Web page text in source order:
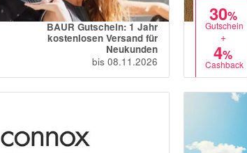
BAUR Gutschein: 1 Jahr
kostenlosen Versand für
Neukunden
bis 08.11.2026
30%
Gutschein
+
4%
Cashback